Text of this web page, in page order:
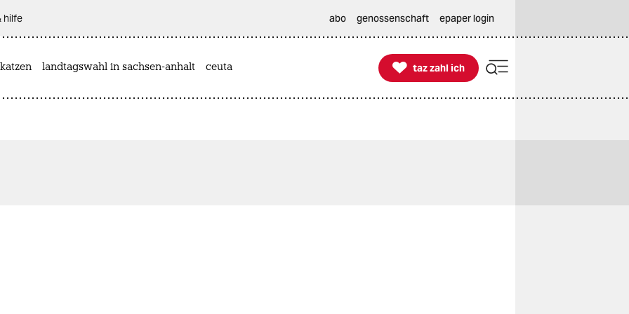
hilfe abo genossenschaft epaper login
katzen landtagswahl in sachsen-anhalt ceuta 
taz zahl ich
taz zahl ich